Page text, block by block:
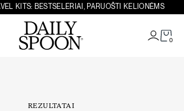
KITS: BESTSELERIAI, PARUOŠTI KELIONĖMS
0
REZULTATAI